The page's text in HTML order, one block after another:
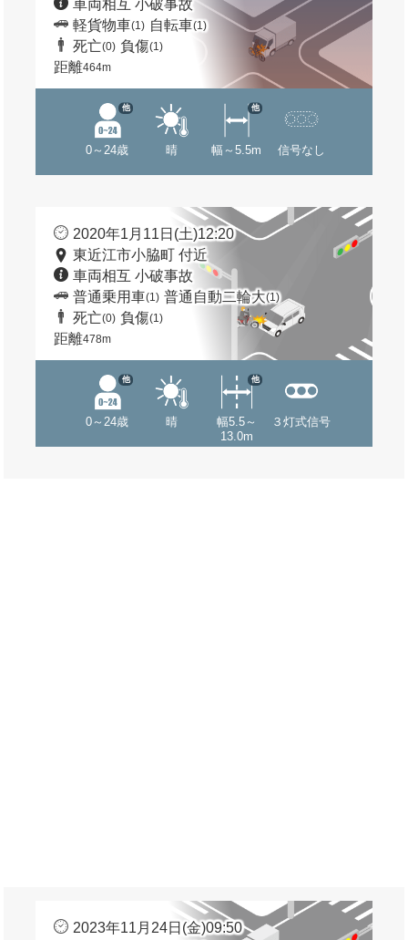
車両相互 小破事故
軽貨物車(1) 自転車(1)
死亡(0) 負傷(1)
距離464m
0～24歳
他
晴 幅～5.5m
他
信号なし
2020年1月11日(土)12:20
東近江市小脇町 付近
車両相互 小破事故
普通乗用車(1) 普通自動二輪大(1)
死亡(0) 負傷(1)
距離478m
0～24歳
他
晴
幅5.5～
13.0m
他
３灯式信号
2023年11月24日(金)09:50